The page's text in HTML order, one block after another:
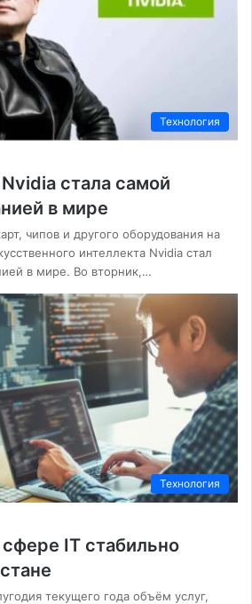
Технология
стала самой
в мире
чипов и другого оборудования на
интеллекта Nvidia стал
в мире. Во вторник,…
Технология
IT стабильно
текущего года объём услуг,